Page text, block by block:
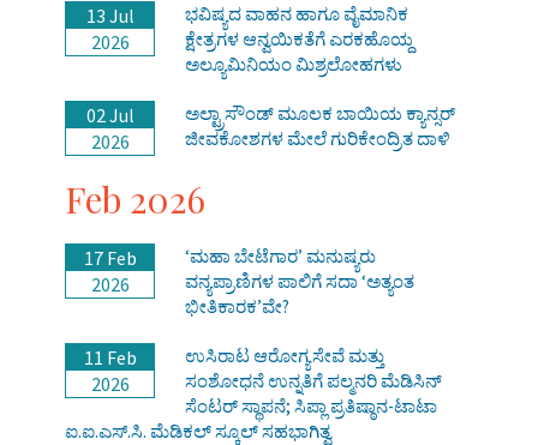
13 Jul
2026
ಭವಿಷ್ಯದ ವಾಹನ ಹಾಗೂ ವೈಮಾನಿಕ
ಕ್ಷೇತ್ರಗಳ ಆನ್ವಯಿಕತೆಗೆ ಎರಕಹೊಯ್ದ
ಅಲ್ಯೂಮಿನಿಯಂ ಮಿಶ್ರಲೋಹಗಳು
02 Jul
2026
ಅಲ್ಟ್ರಾಸೌಂಡ್ ಮೂಲಕ ಬಾಯಿಯ ಕ್ಯಾನ್ಸರ್
ಜೀವಕೋಶಗಳ ಮೇಲೆ ಗುರಿಕೇಂದ್ರಿತ ದಾಳಿ
Feb 2026
17 Feb
2026
‘ಮಹಾ ಬೇಟೆಗಾರ’ ಮನುಷ್ಯರು
ವನ್ಯಪ್ರಾಣಿಗಳ ಪಾಲಿಗೆ ಸದಾ ‘ಅತ್ಯಂತ
ಭೀತಿಕಾರಕ’ವೇ?
11 Feb
2026
ಉಸಿರಾಟ ಆರೋಗ್ಯಸೇವೆ ಮತ್ತು
ಸಂಶೋಧನೆ ಉನ್ನತಿಗೆ ಪಲ್ಮನರಿ ಮೆಡಿಸಿನ್
ಸೆಂಟರ್ ಸ್ಥಾಪನೆ; ಸಿಪ್ಲಾ ಪ್ರತಿಷ್ಠಾನ-ಟಾಟಾ
ಐ.ಐ.ಎಸ್.ಸಿ. ಮೆಡಿಕಲ್ ಸ್ಕೂಲ್ ಸಹಭಾಗಿತ್ವ